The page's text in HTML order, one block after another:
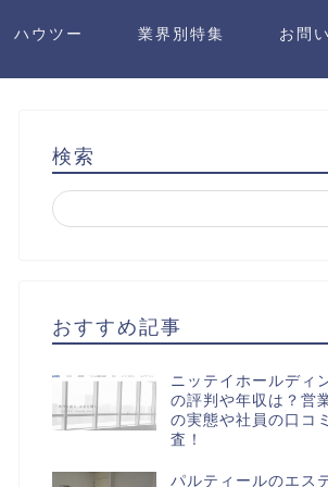
ハウツー 業界別特集 お問
検索
おすすめ記事
ニッテイホールディ
の評判や年収は？営
の実態や社員の口コ
査！
パルティールのエス